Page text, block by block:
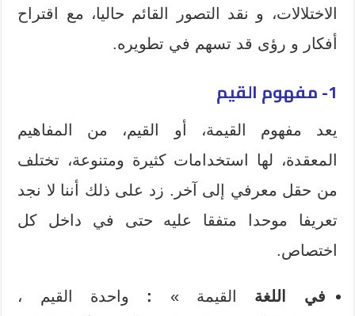
الاختلالات، و نقد التصور القائم حاليا، مع اقتراح
أفكار و رؤى قد تسهم في تطويره.
1- مفهوم القيم
يعد مفهوم القيمة، أو القيم، من المفاهيم
المعقدة، لها استخدامات كثيرة ومتنوعة، تختلف
من حقل معرفي إلى آخر. زد على ذلك أننا لا نجد
تعريفا موحدا متفقا عليه حتى في داخل كل
اختصاص.
في اللغة القيمة » : واحدة القيم ،